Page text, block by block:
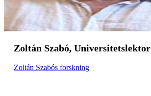
Zoltán Szabó, Universitetslektor
Zoltán Szabós forskning